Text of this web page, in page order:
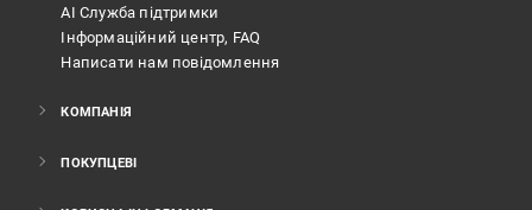
АІ Служба підтримки
Інформаційний центр, FAQ
Написати нам повідомлення
КОМПАНІЯ
ПОКУПЦЕВІ